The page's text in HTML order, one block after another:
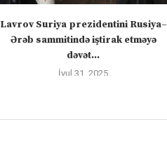
Lavrov Suriya prezidentini Rusiya–
Ərəb sammitində iştirak etməyə
dəvət...
İyul 31, 2025